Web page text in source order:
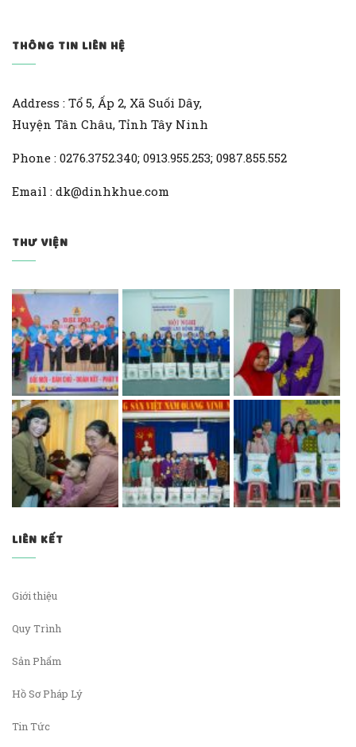
THÔNG TIN LIÊN HỆ
Address : Tổ 5, Ấp 2, Xã Suối Dây,
Huyện Tân Châu, Tỉnh Tây Ninh
Phone : 0276.3752.340; 0913.955.253; 0987.855.552
Email : dk@dinhkhue.com
THƯ VIỆN
LIÊN KẾT
Giới thiệu
Quy Trình
Sản Phẩm
Hồ Sơ Pháp Lý
Tin Tức